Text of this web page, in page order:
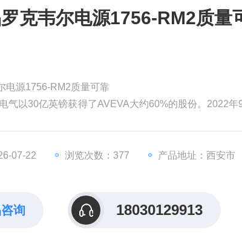
克韦尔电源1756-RM2质量
电源1756-RM2质量可靠
气以30亿英镑获得了AVEVA大约60%的股份。2022
越依赖数据来实现商业价值。但和其他材料一样，这种
07-22 浏览次数：377 产品地址：西安市
询 18030129913